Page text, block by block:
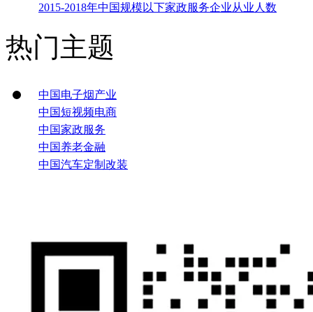
2015-2018年中国规模以下家政服务企业从业人数
热门主题
中国电子烟产业
中国短视频电商
中国家政服务
中国养老金融
中国汽车定制改装